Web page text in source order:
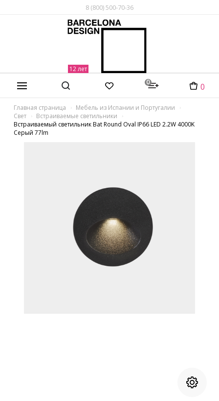
8 (800) 500-70-36
0 0
Главная страница
Мебель из Испании и Португалии
Свет
Встраиваемые светильники
Встраиваемый светильник Bat Round Oval IP66 LED 2.2W 4000K
Серый 77lm